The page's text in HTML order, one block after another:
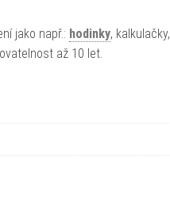
jako např.: hodinky, kalkulačky,
až 10 let.